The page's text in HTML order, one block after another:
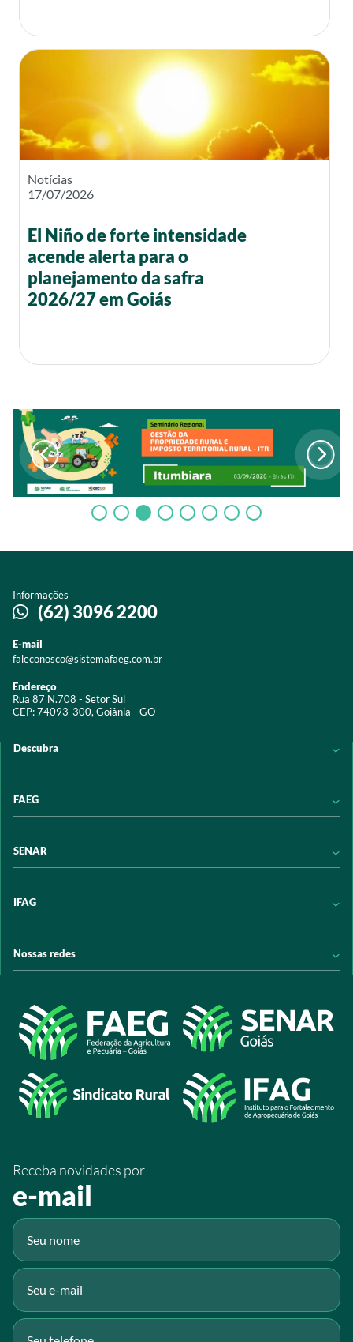
Notícias
17/07/2026
El Niño de forte intensidade
acende alerta para o
planejamento da safra
2026/27 em Goiás
Informações
(62) 3096 2200
E-mail
faleconosco@sistemafaeg.com.br
Endereço
Rua 87 N.708 - Setor Sul
CEP: 74093-300, Goiânia - GO
Descubra
Acervo digital
Programas e Serviços
Trabalhe conosco
FAEG
Transparência
SENAR
Transparência
Arrecadação
IFAG
Programas e Serviços
Acesso à Informação
Nossas redes
@sistemafaeg
/SistemaFaeg
/sistemafaeg
/SistemaFaeg
Receba novidades por
e-mail